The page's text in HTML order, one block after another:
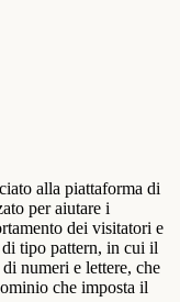
alla piattaforma di
per aiutare i
dei visitatori e
tipo pattern, in cui il
numeri e lettere, che
che imposta il